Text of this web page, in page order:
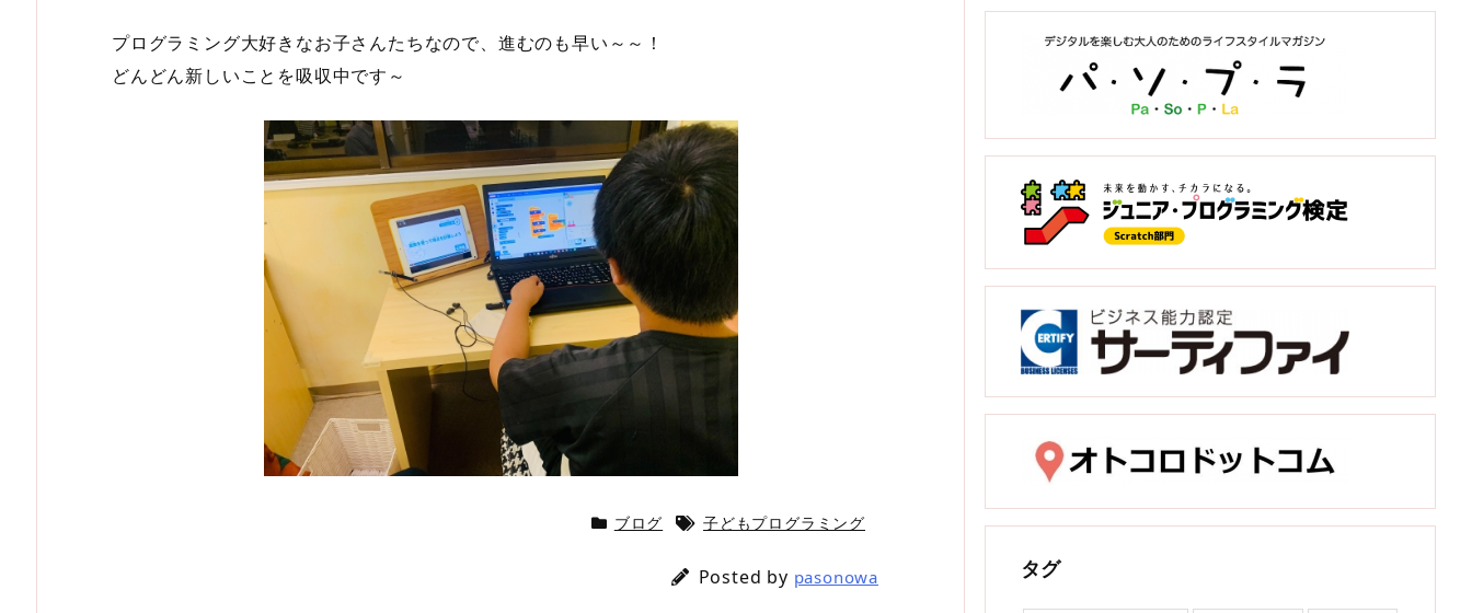
プログラミング大好きなお子さんたちなので、進むのも早い～～！
どんどん新しいことを吸収中です～
ブログ 子どもプログラミング
Posted by pasonowa タグ